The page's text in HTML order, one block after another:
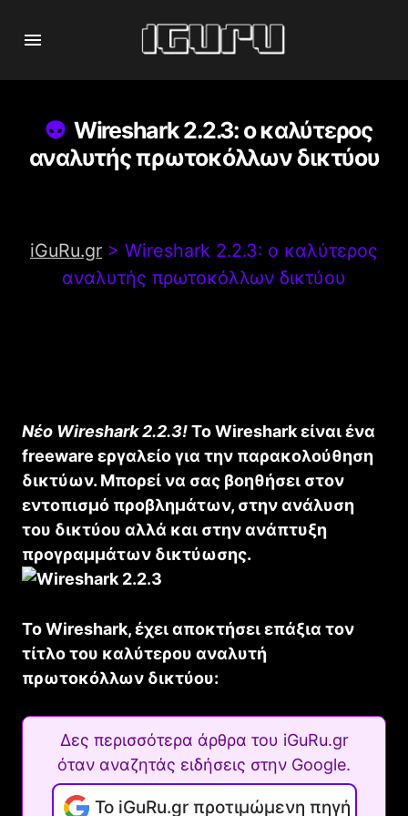
Wireshark 2.2.3: ο καλύτερος
αναλυτής πρωτοκόλλων δικτύου
iGuRu.gr > Wireshark 2.2.3: ο καλύτερος
αναλυτής πρωτοκόλλων δικτύου
Νέο Wireshark 2.2.3!Το Wireshark είναι ένα
freeware εργαλείο για την παρακολούθηση
δικτύων. Μπορεί να σας βοηθήσει στον
εντοπισμό προβλημάτων, στην ανάλυση
του δικτύου αλλά και στην ανάπτυξη
προγραμμάτων δικτύωσης.
Το Wireshark, έχει αποκτήσει επάξια τον
τίτλο του καλύτερου αναλυτή
πρωτοκόλλων δικτύου:
Δες περισσότερα άρθρα του iGuRu.gr
όταν αναζητάς ειδήσεις στην Google.
Το iGuRu.gr προτιμώμενη πηγή